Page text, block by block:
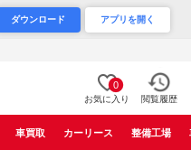
ダウンロード アプリを開く
0
お気に入り 閲覧履歴
車買取 カーリース 整備工場